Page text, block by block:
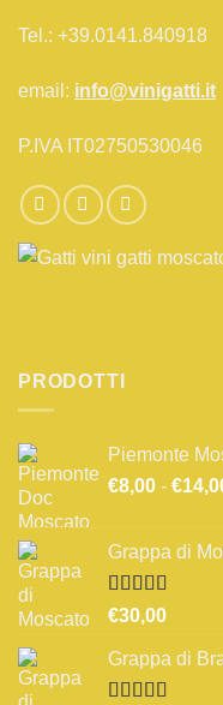
Tel.: +39.0141.840918
email: info@vinigatti.it
P.IVA IT02750530046
PRODOTTI
Piemonte
€8,00 - €
Grappa di
Valutato
€30,00
Grappa di